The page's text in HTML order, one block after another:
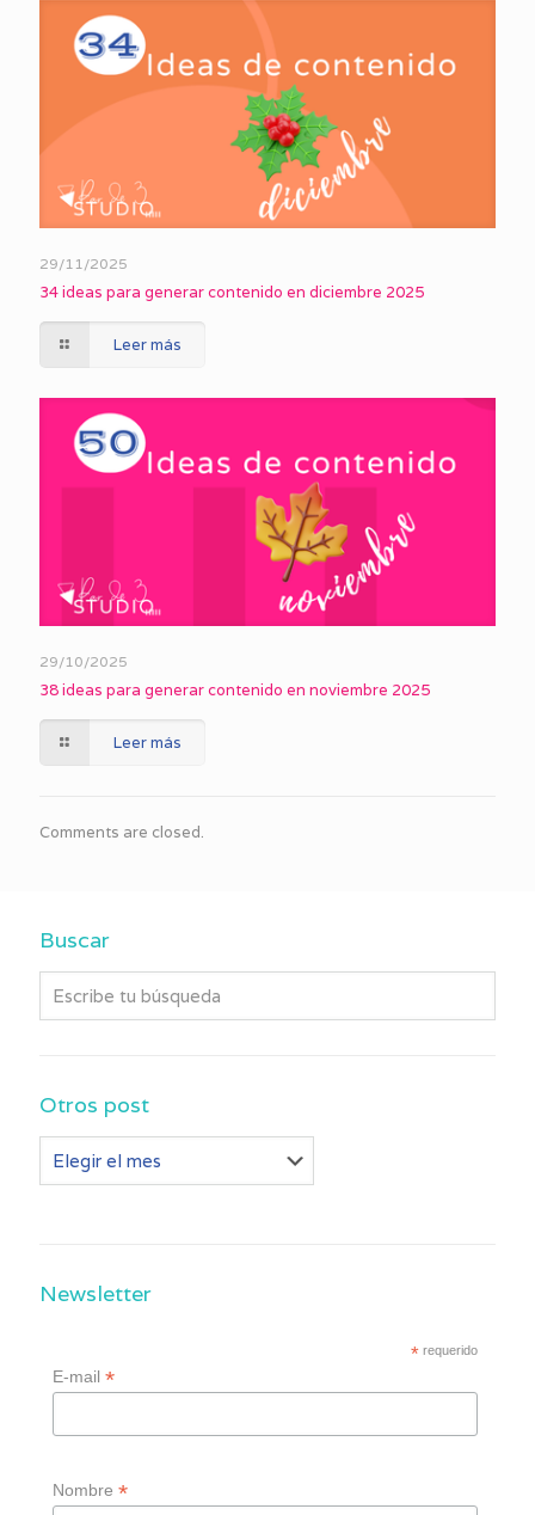
29/11/2025
34 ideas para generar contenido en diciembre 2025
Leer más
29/10/2025
38 ideas para generar contenido en noviembre 2025
Leer más
Comments are closed.
Buscar
Otros post
post
Newsletter
* requerido
E-mail*
Nombre*